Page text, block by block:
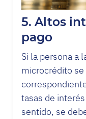
5. Altos
pago
Si la persona a
microcrédito
tasas de
sentido, se